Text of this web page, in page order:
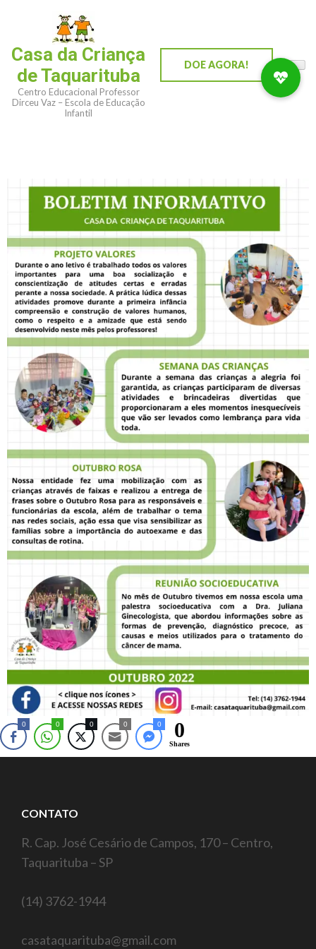
Casa da Criança
de Taquarituba
Centro Educacional Professor
Dirceu Vaz – Escola de Educação
Infantil
DOE AGORA!
0 0 0 0 0 0
Shares
CONTATO
R. Cap. José Cesário de Campos, 170 – Centro,
Taquarituba – SP
(14) 3762-1944
casataquarituba@gmail.com